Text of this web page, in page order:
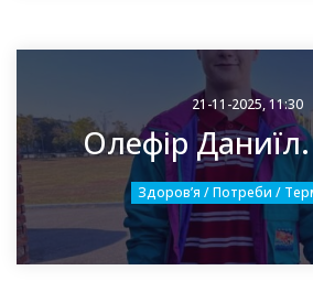
21-11-2025, 11:30
Олефір
Здоровʼя / Потреби /